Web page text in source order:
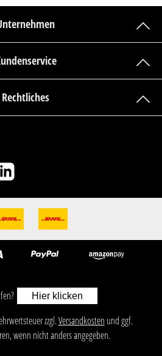
Rechtliches
Hier klicken
Mehrwertsteuer zzgl.Versandkosten und ggf.
wenn nicht anders angegeben.